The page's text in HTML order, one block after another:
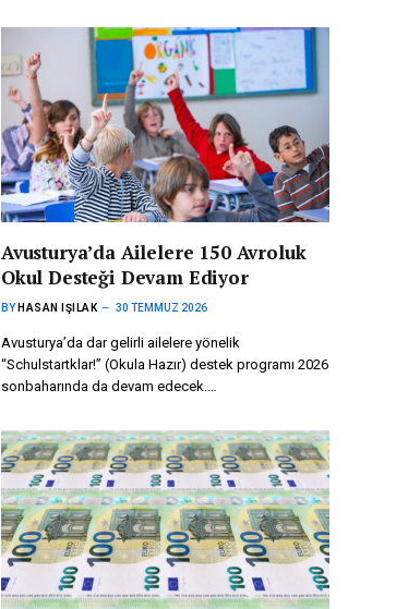
Avusturya’da Ailelere 150 Avroluk
Okul Desteği Devam Ediyor
BY HASAN IŞILAK 30 TEMMUZ 2026
Avusturya’da dar gelirli ailelere yönelik
“Schulstartklar!” (Okula Hazır) destek programı 2026
sonbaharında da devam edecek.…